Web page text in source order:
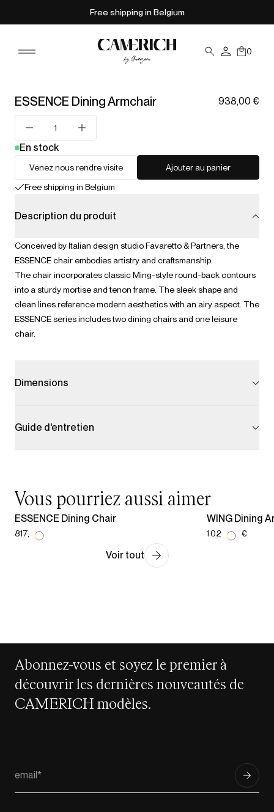
Free shipping in Belgium
0
ESSENCE Dining Armchair 938,00 €
En stock
Venez nous rendre visite
Ajouter au panier
Free shipping in Belgium
Description du produit
Conceived by Italian design studio Favaretto & Partners, the
ESSENCE chair embodies artistry and craftsmanship.
The chair incorporates classic Ming-style round-back contours
into a sturdy mortise and tenon frame. The sleek shape and
clean lines reference modern aesthetics with an airy aspect. The
ESSENCE series includes two dining chairs and one leisure
chair.
Dimensions
Guide d'entretien
Vous pourriez aussi aimer
ESSENCE Dining Chair
817,00 €
WING Dining
1 029,00 €
Voir tout
Abonnez-vous et soyez le premier à
découvrir les dernières nouveautés de
CAMERICH modèles.